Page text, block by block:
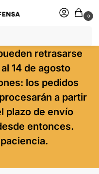
0
retrasarse
14 de agosto
los pedidos
a partir
plazo de envío
entonces.